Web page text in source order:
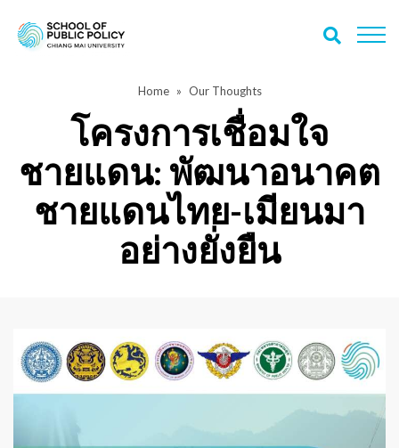
Home Our Thoughts
โครงการเชื่อมใจ
ชายแดน: พัฒนาอนาคต
ชายแดนไทย-เมียนมา
อย่างยั่งยืน